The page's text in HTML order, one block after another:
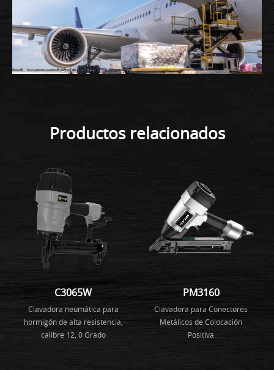
Productos relacionados
C3065W
Clavadora neumática para
hormigón de alta resistencia,
calibre 12, 0 Grado
PM3160
Clavadora para Conectores
Metálicos de Colocación
Positiva